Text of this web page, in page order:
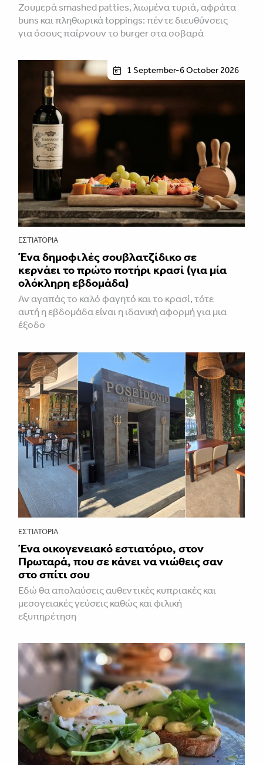
Ζουμερά smashed patties, λιωμένα τυριά, αφράτα
buns και πληθωρικά toppings: πέντε διευθύνσεις
για όσους παίρνουν το burger στα σοβαρά
1 September-6 October 2026
ΕΣΤΙΑΤΌΡΙΑ
Ένα δημοφιλές σουβλατζίδικο σε
κερνάει το πρώτο ποτήρι κρασί (για μία
ολόκληρη εβδομάδα)
Αν αγαπάς το καλό φαγητό και το κρασί, τότε
αυτή η εβδομάδα είναι η ιδανική αφορμή για μια
έξοδο
ΕΣΤΙΑΤΌΡΙΑ
Ένα οικογενειακό εστιατόριο, στον
Πρωταρά, που σε κάνει να νιώθεις σαν
στο σπίτι σου
Εδώ θα απολαύσεις αυθεντικές κυπριακές και
μεσογειακές γεύσεις καθώς και φιλική
εξυπηρέτηση